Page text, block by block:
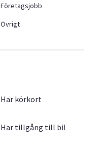
Företagsjobb
Övrigt
Har körkort
Har tillgång till bil